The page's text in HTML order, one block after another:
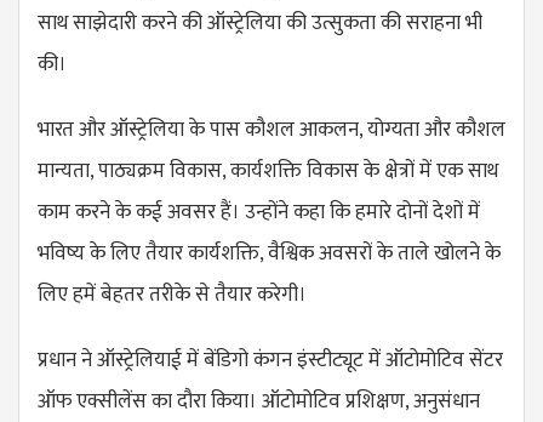
साथ साझेदारी करने की ऑस्ट्रेलिया की उत्सुकता की सराहना भी
की।
भारत और ऑस्ट्रेलिया के पास कौशल आकलन, योग्यता और कौशल
मान्यता, पाठ्यक्रम विकास, कार्यशक्ति विकास के क्षेत्रों में एक साथ
काम करने के कई अवसर हैं। उन्होंने कहा कि हमारे दोनों देशों में
भविष्य के लिए तैयार कार्यशक्ति, वैश्विक अवसरों के ताले खोलने के
लिए हमें बेहतर तरीके से तैयार करेगी।
प्रधान ने ऑस्ट्रेलियाई में बेंडिगो कंगन इंस्टीट्यूट में ऑटोमोटिव सेंटर
ऑफ एक्सीलेंस का दौरा किया। ऑटोमोटिव प्रशिक्षण, अनुसंधान